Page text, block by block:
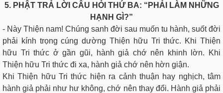
5. PHẬT TRẢ LỜI CÂU HỎI THỨ BA: “PHẢI LÀM NHỮNG
HẠNH GÌ?”
- Này Thiện nam! Chúng sanh đời sau muốn tu hành, suốt đời
phải kính trọng cúng dường Thiện hữu Tri thức. Khi Thiện
hữu Tri thức ở gần gũi, hành giả chớ nên khinh lờn. Khi
Thiện hữu Tri thức đi xa, hành giả chớ nên hờn giận.
Khi Thiện hữu Tri thức hiện ra cảnh thuận hay nghịch, tâm
hành giả phải như hư không, chớ nên thay đổi. Hành giả phải